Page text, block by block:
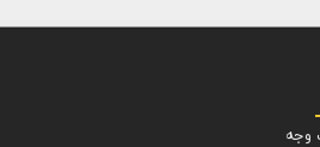
وجه